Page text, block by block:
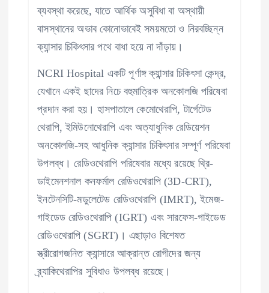
ব্যবস্থা করেছে, যাতে আর্থিক অসুবিধা বা অস্থায়ী
বাসস্থানের অভাব কোনোভাবেই সময়মতো ও নিরবচ্ছিন্ন
ক্যান্সার চিকিৎসার পথে বাধা হয়ে না দাঁড়ায়।
NCRI Hospital একটি পূর্ণাঙ্গ ক্যান্সার চিকিৎসা কেন্দ্র,
যেখানে একই ছাদের নিচে বহুমাত্রিক অনকোলজি পরিষেবা
প্রদান করা হয়। হাসপাতালে কেমোথেরাপি, টার্গেটেড
থেরাপি, ইমিউনোথেরাপি এবং অত্যাধুনিক রেডিয়েশন
অনকোলজি-সহ আধুনিক ক্যান্সার চিকিৎসার সম্পূর্ণ পরিষেবা
উপলব্ধ। রেডিওথেরাপি পরিষেবার মধ্যে রয়েছে থ্রি-
ডাইমেনশনাল কনফর্মাল রেডিওথেরাপি (3D-CRT),
ইনটেনসিটি-মডুলেটেড রেডিওথেরাপি (IMRT), ইমেজ-
গাইডেড রেডিওথেরাপি (IGRT) এবং সারফেস-গাইডেড
রেডিওথেরাপি (SGRT)। এছাড়াও বিশেষত
স্ত্রীরোগজনিত ক্যান্সারে আক্রান্ত রোগীদের জন্য
ব্র্যাকিথেরাপির সুবিধাও উপলব্ধ রয়েছে।